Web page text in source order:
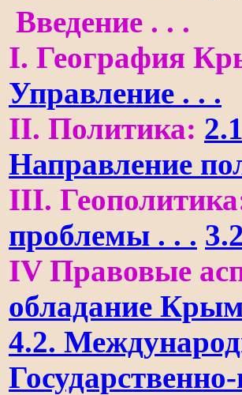
Введение . . .
I. География
Управление . . .
II. Политика:
Направление
III.
проблемы . . .
IV Правовые
обладание
4.2.